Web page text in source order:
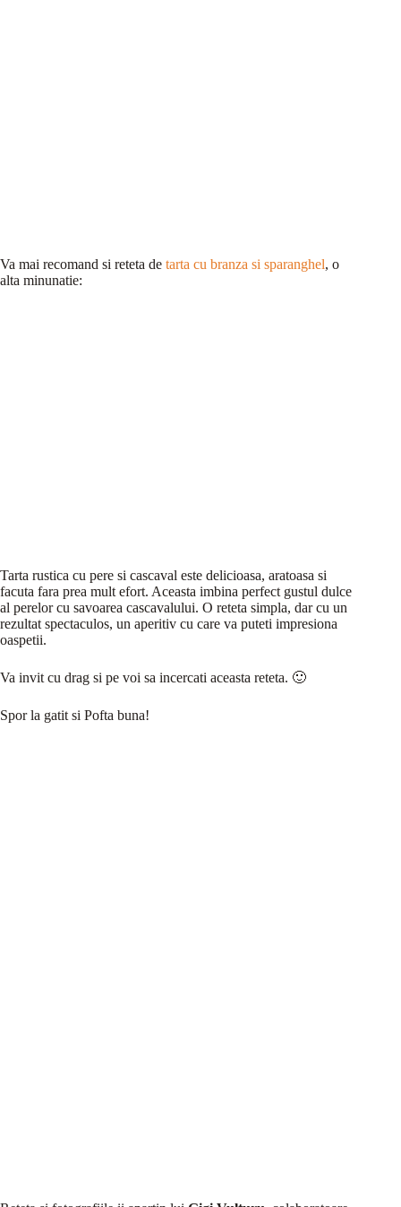
Va mai recomand si reteta de tarta cu branza si sparanghel, o
alta minunatie:
Tarta rustica cu pere si cascaval este delicioasa, aratoasa si
facuta fara prea mult efort. Aceasta imbina perfect gustul dulce
al perelor cu savoarea cascavalului. O reteta simpla, dar cu un
rezultat spectaculos, un aperitiv cu care va puteti impresiona
oaspetii.
Va invit cu drag si pe voi sa incercati aceasta reteta. 🙂
Spor la gatit si Pofta buna!